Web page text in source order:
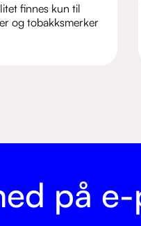
finnes kun til
og tobakksmerker
på